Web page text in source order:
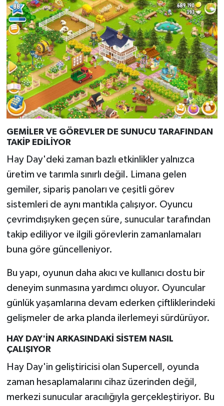
GEMİLER VE GÖREVLER DE SUNUCU TARAFINDAN
TAKİP EDİLİYOR
Hay Day'deki zaman bazlı etkinlikler yalnızca
üretim ve tarımla sınırlı değil. Limana gelen
gemiler, sipariş panoları ve çeşitli görev
sistemleri de aynı mantıkla çalışıyor. Oyuncu
çevrimdışıyken geçen süre, sunucular tarafından
takip ediliyor ve ilgili görevlerin zamanlamaları
buna göre güncelleniyor.
Bu yapı, oyunun daha akıcı ve kullanıcı dostu bir
deneyim sunmasına yardımcı oluyor. Oyuncular
günlük yaşamlarına devam ederken çiftliklerindeki
gelişmeler de arka planda ilerlemeyi sürdürüyor.
HAY DAY'İN ARKASINDAKİ SİSTEM NASIL
ÇALIŞIYOR
Hay Day'in geliştiricisi olan Supercell, oyunda
zaman hesaplamalarını cihaz üzerinden değil,
merkezi sunucular aracılığıyla gerçekleştiriyor. Bu